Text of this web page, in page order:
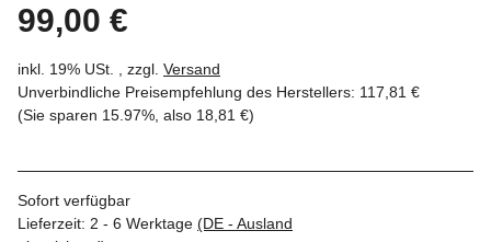
99,00 €
inkl. 19% USt. , zzgl. Versand
Unverbindliche Preisempfehlung des Herstellers: 117,81 €
(Sie sparen 15.97% , also 18,81 €)
Sofort verfügbar
Lieferzeit: 2 - 6 Werktage (DE - Ausland